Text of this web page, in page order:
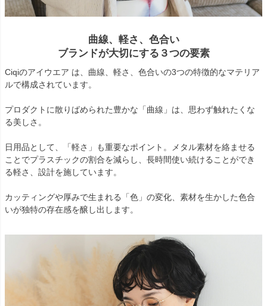
曲線、軽さ、色合い
ブランドが大切にする３つの要素
Ciqiのアイウエア は、曲線、軽さ、色合いの3つの特徴的なマテリア
ルで構成されています。
プロダクトに散りばめられた豊かな「曲線」は、思わず触れたくな
る美しさ。
日用品として、「軽さ」も重要なポイント。メタル素材を絡ませる
ことでプラスチックの割合を減らし、長時間使い続けることができ
る軽さ、設計を施しています。
カッティングや厚みで生まれる「色」の変化、素材を生かした色合
いが独特の存在感を醸し出します。